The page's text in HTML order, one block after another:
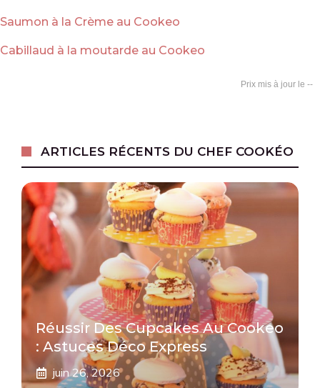
Saumon à la Crème au Cookeo
Cabillaud à la moutarde au Cookeo
--
ARTICLES RÉCENTS DU CHEF COOKÉO
Réussir Des Cupcakes Au Cookeo
: Astuces Déco Express
juin 26, 2026